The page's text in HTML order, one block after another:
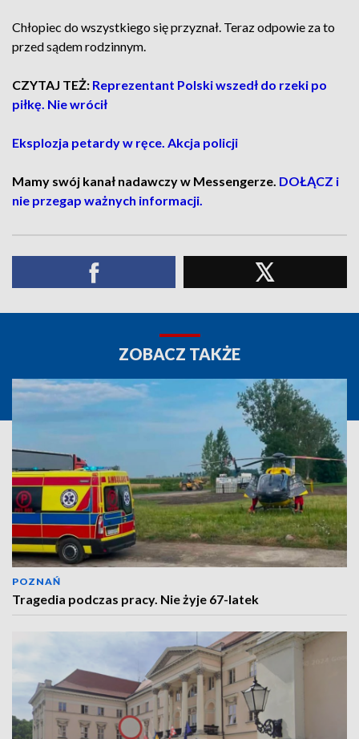
Chłopiec do wszystkiego się przyznał. Teraz odpowie za to
przed sądem rodzinnym.
CZYTAJ TEŻ: Reprezentant Polski wszedł do rzeki po
piłkę. Nie wrócił
Eksplozja petardy w ręce. Akcja policji
Mamy swój kanał nadawczy w Messengerze. DOŁĄCZ i
nie przegap ważnych informacji.
ZOBACZ TAKŻE
POZNAŃ
Tragedia podczas pracy. Nie żyje 67-latek